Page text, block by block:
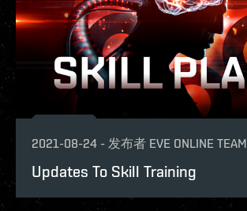
2021-08-24 - 发布者 EVE ONLINE TEAM
Updates To Skill Training